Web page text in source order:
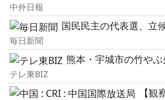
中外日報
国民民主の代表選、立候補受け付
毎日新聞
熊本・宇城市の竹やぶ火災はほぼ消し止め 人的被
テレ東BIZ
【観察眼】